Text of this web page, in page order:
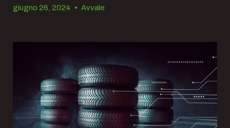
giugno 26, 2024 • Avvale